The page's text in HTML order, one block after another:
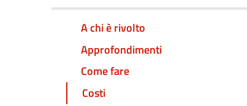
A chi è rivolto
Approfondimenti
Come fare
Costi